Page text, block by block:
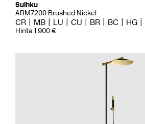
Suihku
ARM7200 Brushed Nickel
CR MB LU CU BR BC HG
Hinta 1 900 €